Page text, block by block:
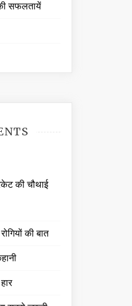
सफलतायें
की चौथाई
की बात